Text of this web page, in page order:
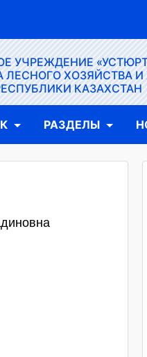
УЧРЕЖДЕНИЕ
ХОЗЯЙСТВА
КАЗАХСТАН
РАЗДЕЛЫ